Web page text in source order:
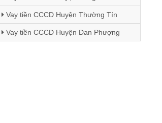
Vay tiền CCCD Huyện Thường Tín
Vay tiền CCCD Huyện Đan Phượng